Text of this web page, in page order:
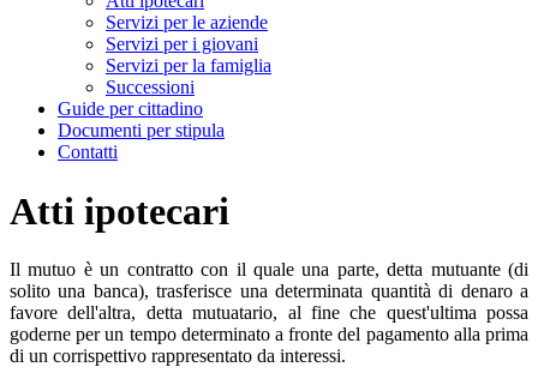
Servizi per le aziende
Servizi per i giovani
Servizi per la famiglia
Successioni
Guide per cittadino
Documenti per stipula
Contatti
Atti ipotecari
Il mutuo è un contratto con il quale una parte, detta mutuante (di
solito una banca), trasferisce una determinata quantità di denaro a
favore dell'altra, detta mutuatario, al fine che quest'ultima possa
goderne per un tempo determinato a fronte del pagamento alla prima
di un corrispettivo rappresentato da interessi.